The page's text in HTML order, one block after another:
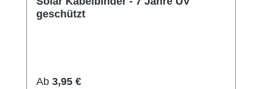
geschützt
Regulärer Preis:
Ab 3,95 €